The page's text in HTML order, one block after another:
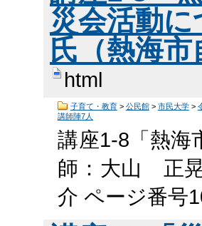
災会活動
氏（熱海
html
子育て・教育> 公民館> 市民大学>
講師陣7人
講座1-8「熱海
師：大山 正
介 ページ番号